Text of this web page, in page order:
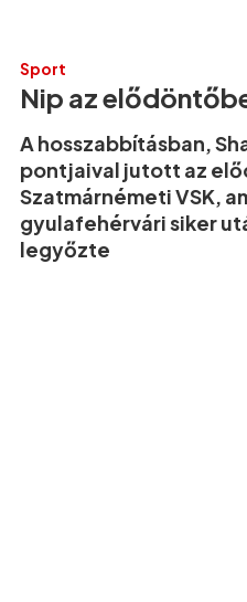
Sport
Nip az
A hosszabbításban,
pontjaival jutott az
Szatmárnémeti VSK,
gyulafehérvári siker
legyőzte